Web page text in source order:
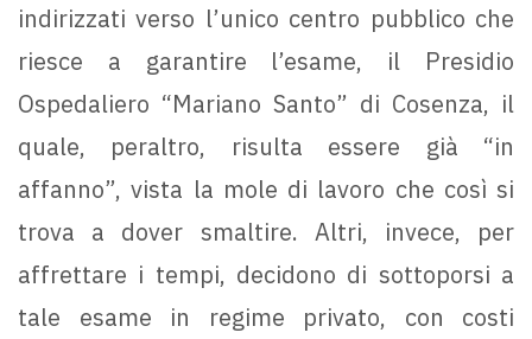
indirizzati verso l’unico centro pubblico che
riesce a garantire l’esame, il Presidio
Ospedaliero “Mariano Santo” di Cosenza, il
quale, peraltro, risulta essere già “in
affanno”, vista la mole di lavoro che così si
trova a dover smaltire. Altri, invece, per
affrettare i tempi, decidono di sottoporsi a
tale esame in regime privato, con costi